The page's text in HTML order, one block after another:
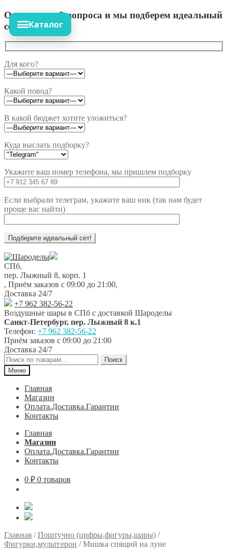
Ответьте на 3 вопроса и мы подберем идеальный
сет!
Для кого?
Какой повод?
В какой бюджет хотите уложиться?
Куда выслать подборку?
Укажите ваш номер телефона, мы пришлем подборку
Если выбрали телеграм, укажите ваш ник (так нам будет
проще вас найти)
Перейти
к
навигации
Перейти
к
содержимому
СПб,
пер. Лыжный 8, корп. 1
, Приём заказов с 09:00 до 21:00,
Доставка 24/7
+7 962 382-56-22
Воздушные шары в СПб с доставкой Шароделы
Санкт-Петербург, пер. Лыжный 8 к.1
Телефон: +7 962 382-56-22
Приём заказов с 09:00 до 21:00
Доставка 24/7
Искать:
Поиск
Меню
Главная
Магазин
Оплата.Доставка.Гарантии
Контакты
Главная
Магазин
Оплата.Доставка.Гарантии
Контакты
0 ₽ 0 товаров
Каталог
Главная /Поштучно (цифры,фигуры,шары) /
Фигурки,мультгерои /Мишка спящий на луне